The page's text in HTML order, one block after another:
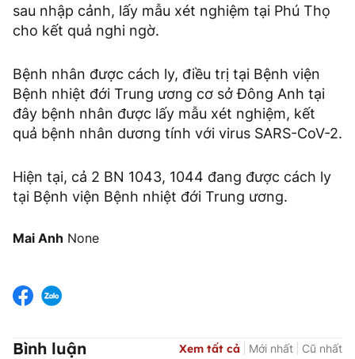
sau nhập cảnh, lấy mẫu xét nghiệm tại Phú Thọ
cho kết quả nghi ngờ.
Bệnh nhân được cách ly, điều trị tại Bệnh viện
Bệnh nhiệt đới Trung ương cơ sở Đông Anh tại
đây bệnh nhân được lấy mẫu xét nghiệm, kết
quả bệnh nhân dương tính với virus SARS-CoV-2.
Hiện tại, cả 2 BN 1043, 1044 đang được cách ly
tại Bệnh viện Bệnh nhiệt đới Trung ương.
Mai Anh None
Bình luận Xem tất cả Mới nhất Cũ nhất